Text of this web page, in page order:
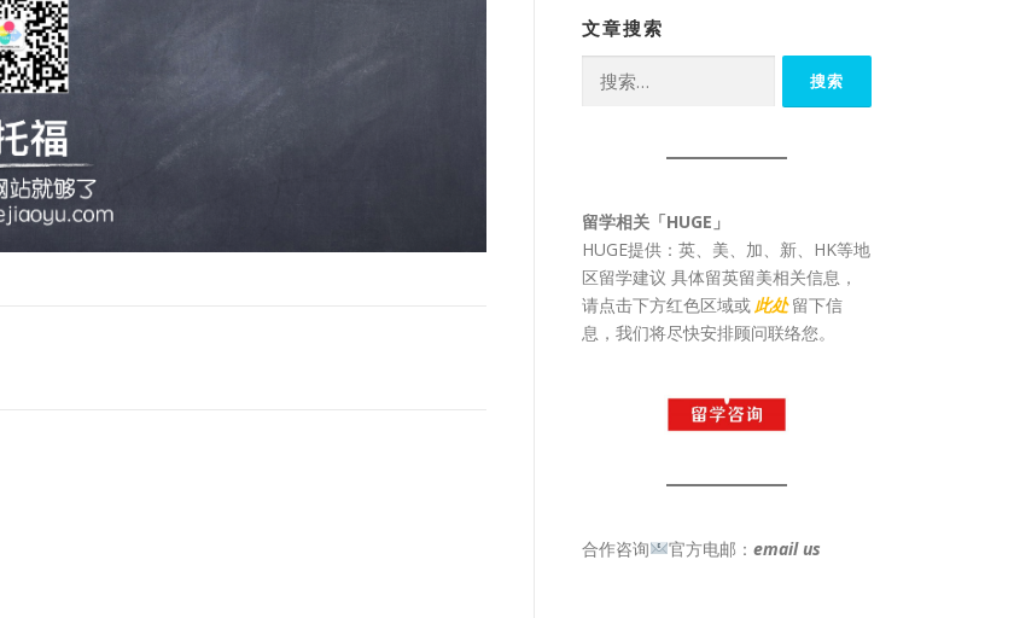
文章搜索
索：
留学相关「HUGE」
HUGE提供：英、美、加、新、HK等地
区留学建议 具体留英留美相关信息，
请点击下方红色区域或此处 留下信
息，我们将尽快安排顾问联络您。
合作咨询 官方电邮： email us